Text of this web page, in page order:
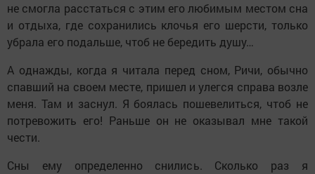
не смогла расстаться с этим его любимым местом сна
и отдыха, где сохранились клочья его шерсти, только
убрала его подальше, чтоб не бередить душу…
А однажды, когда я читала перед сном, Ричи, обычно
спавший на своем месте, пришел и улегся справа возле
меня. Там и заснул. Я боялась пошевелиться, чтоб не
потревожить его! Раньше он не оказывал мне такой
чести.
Сны ему определенно снились. Сколько раз я